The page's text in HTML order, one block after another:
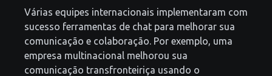
Várias equipes internacionais implementaram com
sucesso ferramentas de chat para melhorar sua
comunicação e colaboração. Por exemplo, uma
empresa multinacional melhorou sua
comunicação transfronteiriça usando o